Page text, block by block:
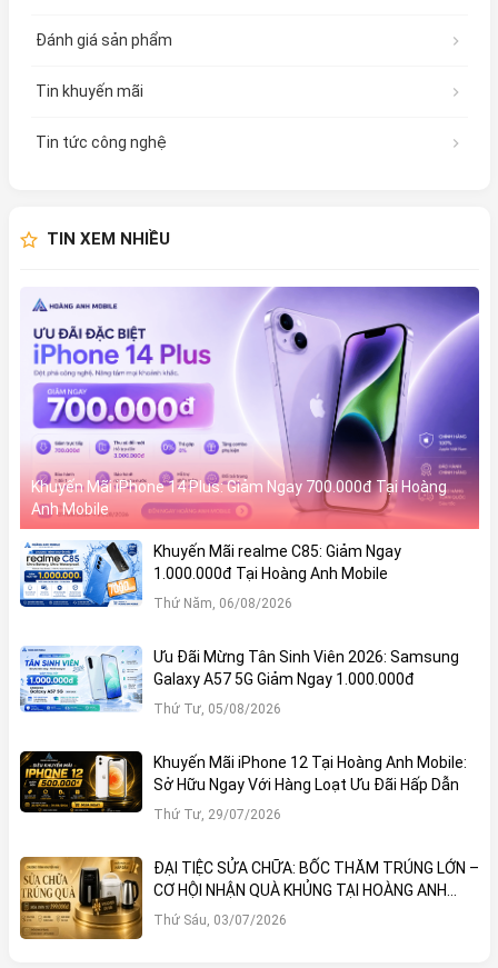
Đánh giá sản phẩm
Tin khuyến mãi
Tin tức công nghệ
TIN XEM NHIỀU
Khuyến Mãi iPhone 14 Plus: Giảm Ngay 700.000đ Tại Hoàng
Anh Mobile
Khuyến Mãi realme C85: Giảm Ngay
1.000.000đ Tại Hoàng Anh Mobile
Thứ Năm, 06/08/2026
Ưu Đãi Mừng Tân Sinh Viên 2026: Samsung
Galaxy A57 5G Giảm Ngay 1.000.000đ
Thứ Tư, 05/08/2026
Khuyến Mãi iPhone 12 Tại Hoàng Anh Mobile:
Sở Hữu Ngay Với Hàng Loạt Ưu Đãi Hấp Dẫn
Thứ Tư, 29/07/2026
ĐẠI TIỆC SỬA CHỮA: BỐC THĂM TRÚNG LỚN –
CƠ HỘI NHẬN QUÀ KHỦNG TẠI HOÀNG ANH
MOBILE
Thứ Sáu, 03/07/2026